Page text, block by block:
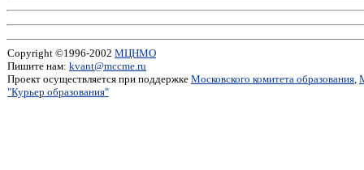
Copyright ©1996-2002 МЦНМО
Пишите нам: kvant@mccme.ru
Проект осуществляется при поддержке Московского комитета образования,
"Курьер образования"